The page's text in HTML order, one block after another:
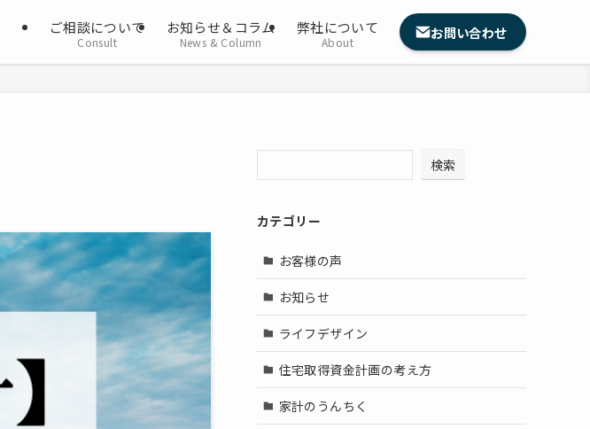
ご相談について
Consult
お知らせ＆コラム
News & Column
弊社について
About
お問い合わせ
検索
カテゴリー
お客様の声
お知らせ
ライフデザイン
住宅取得資金計画の考え方
家計のうんちく